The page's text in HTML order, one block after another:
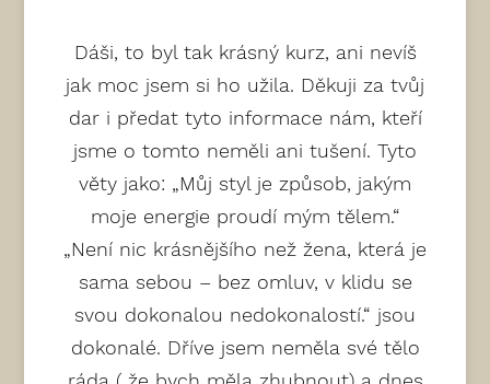
Dáši, to byl tak krásný kurz, ani nevíš
jak moc jsem si ho užila. Děkuji za tvůj
dar i předat tyto informace nám, kteří
jsme o tomto neměli ani tušení. Tyto
věty jako: „Můj styl je způsob, jakým
moje energie proudí mým tělem.“
„Není nic krásnějšího než žena, která je
sama sebou – bez omluv, v klidu se
svou dokonalou nedokonalostí.“ jsou
dokonalé. Dříve jsem neměla své tělo